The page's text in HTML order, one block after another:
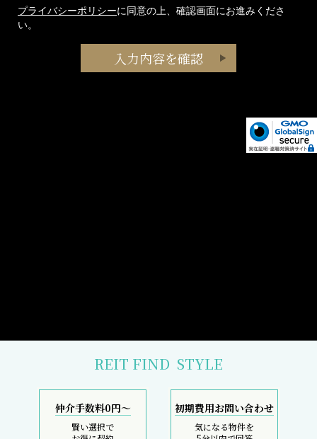
プライバシーポリシーに同意の上、確認画面にお進みくださ
い。
REIT FIND STYLE
仲介手数料0円～
賢い選択で
初期費用お問い合わせ
気になる物件を